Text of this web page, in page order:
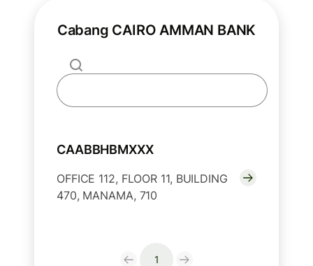
Cabang CAIRO AMMAN BANK
CAABBHBMXXX
OFFICE 112, FLOOR 11, BUILDING
470, MANAMA, 710
1